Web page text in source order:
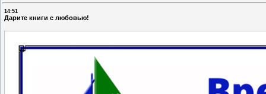
14:51
Дарите книги с любовью!